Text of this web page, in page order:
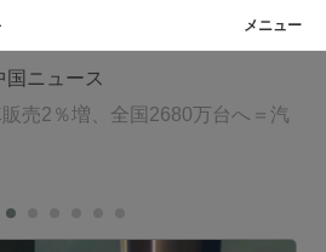
ニュース
販売2％増、全国2680万台へ＝汽